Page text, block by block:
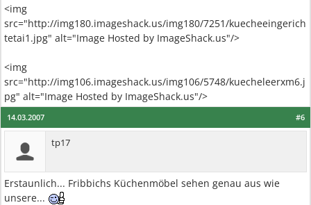
<img
src="http://img180.imageshack.us/img180/7251/kuecheeingerich
tetai1.jpg" alt="Image Hosted by ImageShack.us"/>
<img
src="http://img106.imageshack.us/img106/5748/kuecheleerxm6.j
pg" alt="Image Hosted by ImageShack.us"/>
#6
14.03.2007
tp17
Erstaunlich... Fribbichs Küchenmöbel sehen genau aus wie
unsere...